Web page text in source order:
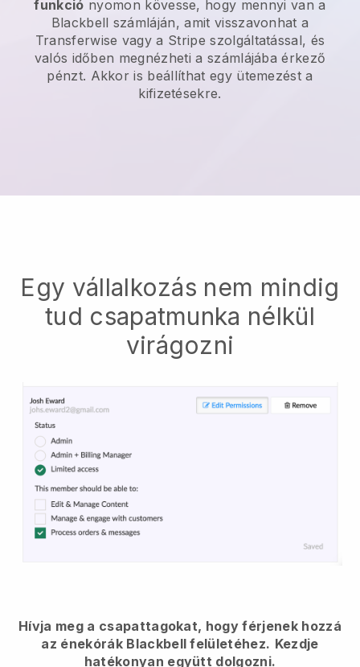
funkció nyomon kövesse, hogy mennyi van a
Blackbell számláján, amit visszavonhat a
Transferwise vagy a Stripe szolgáltatással, és
valós időben megnézheti a számlájába érkező
pénzt. Akkor is beállíthat egy ütemezést a
kifizetésekre.
Egy vállalkozás nem mindig
tud csapatmunka nélkül
virágozni
Hívja meg a csapattagokat, hogy férjenek hozzá
az énekórák Blackbell felületéhez. Kezdje
hatékonyan együtt dolgozni.